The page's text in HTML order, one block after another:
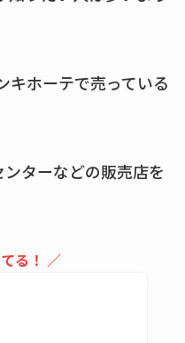
販調査
？楽天・amazonで
まむら布団セット
キホーテで売っている
ターなどの販売店を
る！ ／